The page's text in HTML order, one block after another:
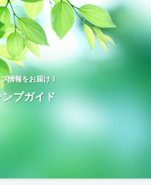
情報をお届け！
ンプガイド